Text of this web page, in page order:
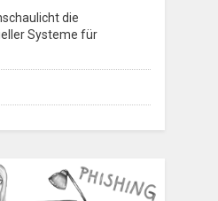
die
Systeme für